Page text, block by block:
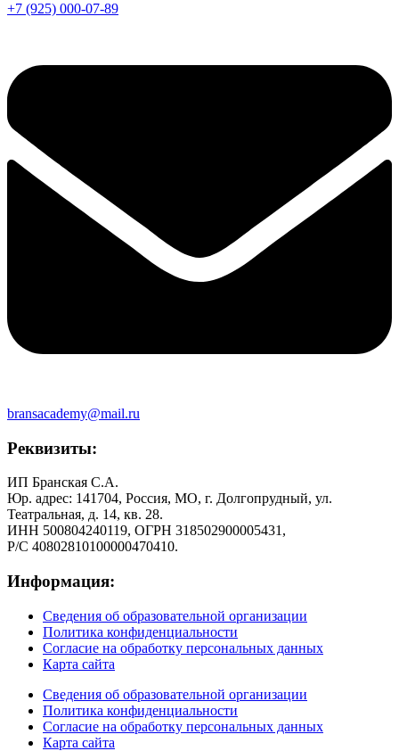
+7 (925) 000-07-89
bransacademy@mail.ru
Реквизиты:
ИП Бранская С.А.
Юр. адрес: 141704, Россия, МО, г. Долгопрудный, ул.
Театральная, д. 14, кв. 28.
ИНН 500804240119, ОГРН 318502900005431,
Р/С 40802810100000470410.
Информация:
Сведения об образовательной организации
Политика конфиденциальности
Согласие на обработку персональных данных
Карта сайта
Сведения об образовательной организации
Политика конфиденциальности
Согласие на обработку персональных данных
Карта сайта